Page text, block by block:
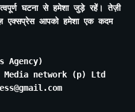
घटना से हमेशा जुड़े रहें। तेज़ी
एक्सप्रेस आपको हमेशा एक कदम
Agency)
network (p) Ltd